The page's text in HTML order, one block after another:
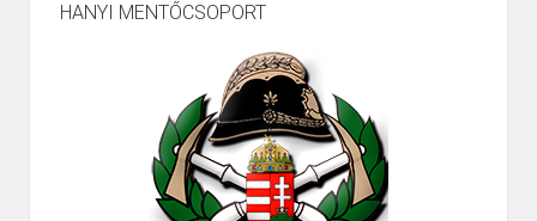
HANYI MENTŐCSOPORT